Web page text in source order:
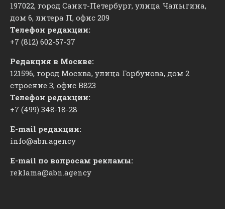
197022, город Санкт-Петербург, улица Чапыгина,
дом 6, литера П, офис 209
Телефон редакции:
+7 (812) 602-57-37
Редакция в Москве:
121596, город Москва, улица Горбунова, дом 2
строение 3, офис ​В823
Телефон редакции:
+7 (499) 348-18-28
E-mail редакции:
info@abn.agency
E-mail по вопросам рекламы:
reklama@abn.agency